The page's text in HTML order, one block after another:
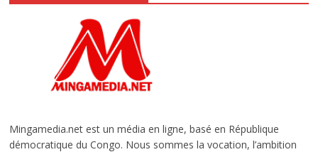
Mingamedia.net est un média en ligne, basé en République
démocratique du Congo. Nous sommes la vocation, l’ambition